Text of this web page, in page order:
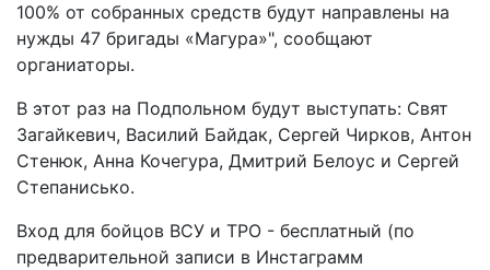
100% от собранных средств будут направлены на
нужды 47 бригады «Магура»", сообщают
органиаторы.
В этот раз на Подпольном будут выступать: Свят
Загайкевич, Василий Байдак, Сергей Чирков, Антон
Стенюк, Анна Кочегура, Дмитрий Белоус и Сергей
Степанисько.
Вход для бойцов ВСУ и ТРО - бесплатный (по
предварительной записи в Инстаграмм